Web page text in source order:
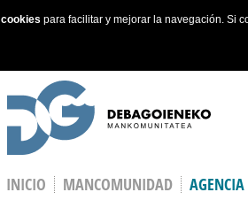
cookies para facilitar y mejorar la navegación. Si
INICIO MANCOMUNIDAD AGENCIA